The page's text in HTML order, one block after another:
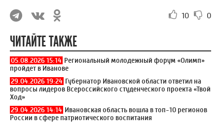
10 0
ЧИТАЙТЕ ТАКЖЕ
05.08.2026 15:14 Региональный молодежный форум «Олимп»
пройдет в Иванове
29.04.2026 19:24 Губернатор Ивановской области ответил на
вопросы лидеров Всероссийского студенческого проекта «Твой
Ход»
29.04.2026 14:14 Ивановская область вошла в топ-10 регионов
России в сфере патриотического воспитания